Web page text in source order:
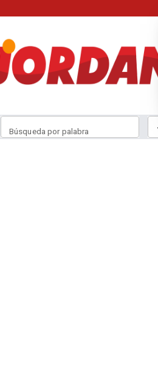
Búsqueda por palabra